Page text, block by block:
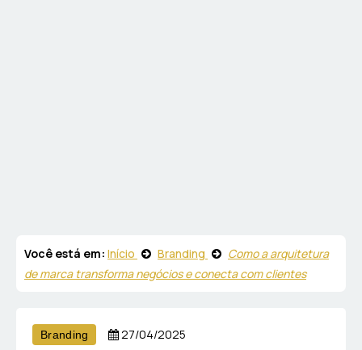
Você está em: Início Branding
Como a arquitetura
de marca transforma negócios e conecta com clientes
Branding 27/04/2025